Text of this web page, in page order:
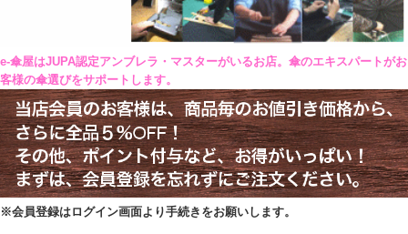
e-傘屋はJUPA認定アンブレラ・マスターがいるお店。傘のエキスパートがお
客様の傘選びをサポートします。
※会員登録はログイン画面より手続きをお願いします。